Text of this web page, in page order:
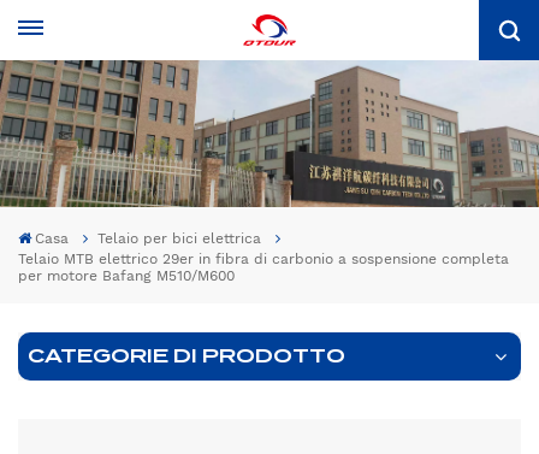
Casa
Telaio per bici elettrica
Telaio MTB elettrico 29er in fibra di carbonio a sospensione completa
per motore Bafang M510/M600
CATEGORIE DI PRODOTTO